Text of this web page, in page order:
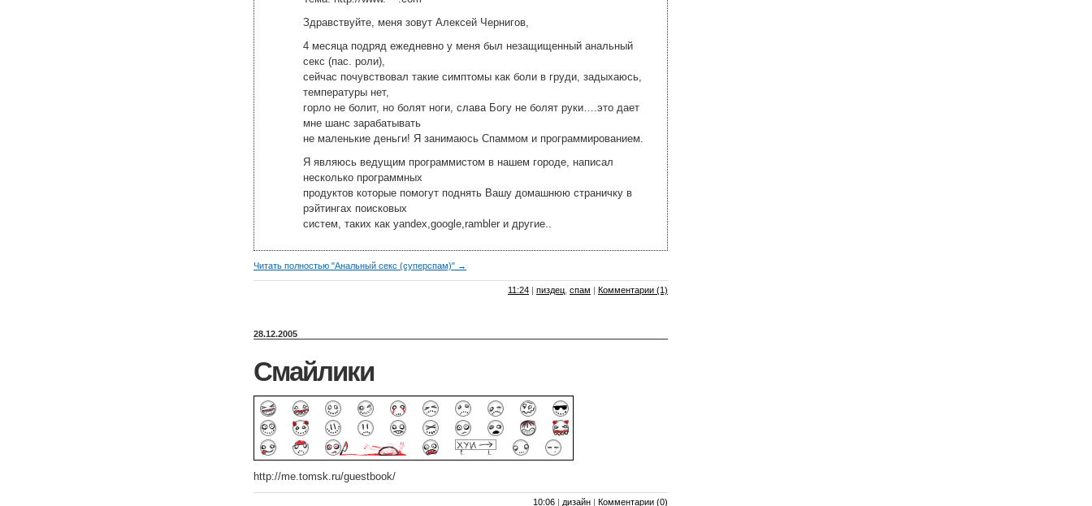
Здравствуйте, меня зовут Алексей Чернигов,
4 месяца подряд ежедневно у меня был незащищенный анальный
секс (пас. роли),
сейчас почувствовал такие симптомы как боли в груди, задыхаюсь,
температуры нет,
горло не болит, но болят ноги, слава Богу не болят руки….это дает
мне шанс зарабатывать
не маленькие деньги! Я занимаюсь Спаммом и программированием.
Я являюсь ведущим программистом в нашем городе, написал
несколько программных
продуктов которые помогут поднять Вашу домашнюю страничку в
рэйтингах поисковых
систем, таких как yandex,google,rambler и другие..
Читать полностью "Анальный секс (суперспам)" →
11:24 | пиздец спам | Комментарии (1)
28.12.2005
Смайлики
http://me.tomsk.ru/guestbook/
10:06 | дизайн | Комментарии (0)